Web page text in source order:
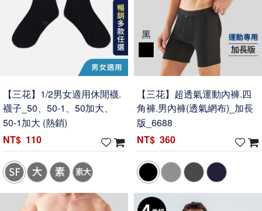
【三花】1/2男女適用休閒襪.
襪子_50、50-1、50加大、
50-1加大 (熱銷)
110
【三花】超透氣運動內褲.四
角褲.男內褲(透氣網布)_加長
版_6688
360